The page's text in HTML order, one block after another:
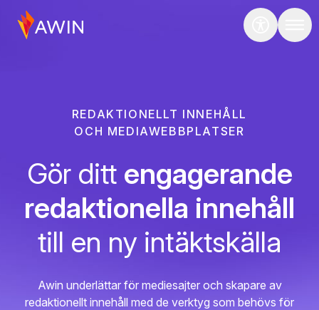
REDAKTIONELLT INNEHÅLL
OCH MEDIAWEBBPLATSER
Gör ditt engagerande
redaktionella innehåll
till en ny intäktskälla
Awin underlättar för mediesajter och skapare av
redaktionellt innehåll med de verktyg som behövs för